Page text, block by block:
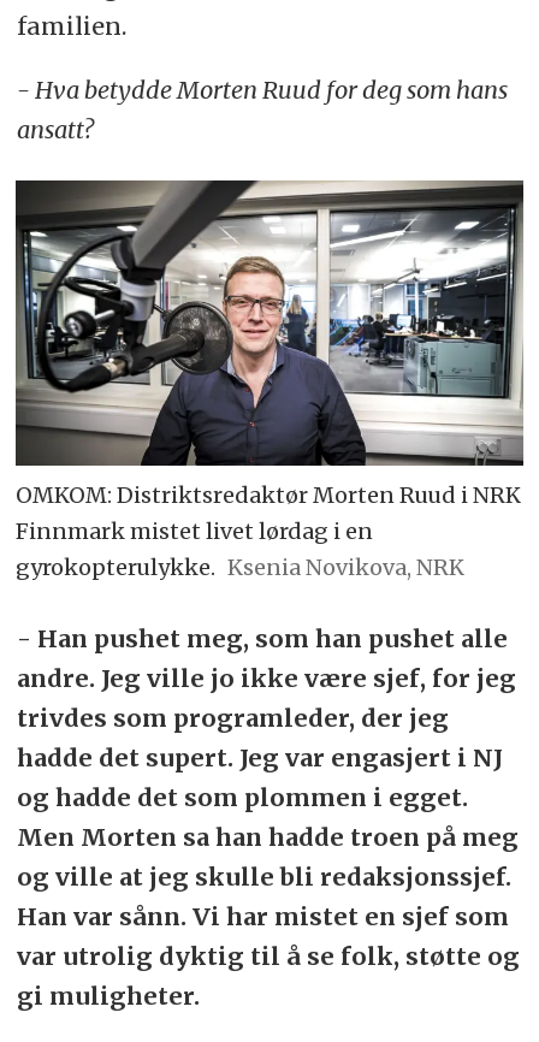
familien.
- Hva betydde Morten Ruud for deg som hans
ansatt?
OMKOM: Distriktsredaktør Morten Ruud i NRK
Finnmark mistet livet lørdag i en
gyrokopterulykke. Ksenia Novikova, NRK
- Han pushet meg, som han pushet alle
andre. Jeg ville jo ikke være sjef, for jeg
trivdes som programleder, der jeg
hadde det supert. Jeg var engasjert i NJ
og hadde det som plommen i egget.
Men Morten sa han hadde troen på meg
og ville at jeg skulle bli redaksjonssjef.
Han var sånn. Vi har mistet en sjef som
var utrolig dyktig til å se folk, støtte og
gi muligheter.